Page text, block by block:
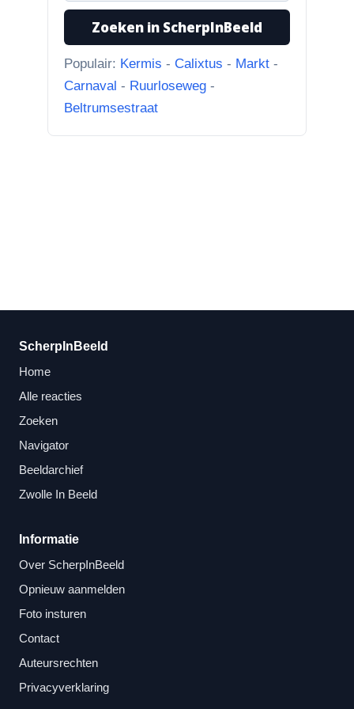
Zoeken in ScherpInBeeld
Populair: Kermis - Calixtus - Markt -
Carnaval - Ruurloseweg -
Beltrumsestraat
ScherpInBeeld
Home
Alle reacties
Zoeken
Navigator
Beeldarchief
Zwolle In Beeld
Informatie
Over ScherpInBeeld
Opnieuw aanmelden
Foto insturen
Contact
Auteursrechten
Privacyverklaring